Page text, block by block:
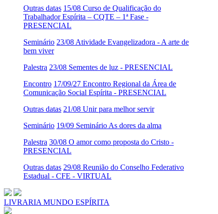
Outras datas 15/08 Curso de Qualificação do
Trabalhador Espírita – CQTE – 1ª Fase -
PRESENCIAL
Seminário 23/08 Atividade Evangelizadora - A arte de
bem viver
Palestra 23/08 Sementes de luz - PRESENCIAL
Encontro 17/09/27 Encontro Regional da Área de
Comunicação Social Espírita - PRESENCIAL
Outras datas 21/08 Unir para melhor servir
Seminário 19/09 Seminário As dores da alma
Palestra 30/08 O amor como proposta do Cristo -
PRESENCIAL
Outras datas 29/08 Reunião do Conselho Federativo
Estadual - CFE - VIRTUAL
LIVRARIA MUNDO ESPÍRITA